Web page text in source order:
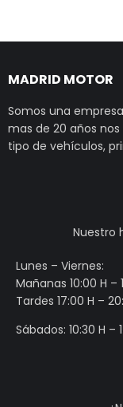
MADRID MOTOR
Somos una
mas de 20 años
tipo de vehículos,
Nuestro
Lunes – Viernes:
Mañanas 10:00 H –
Tardes 17:00 H –
Sábados: 10:30 H –